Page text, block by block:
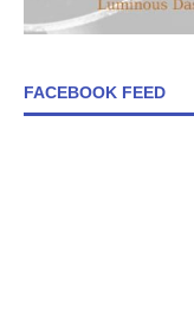
FACEBOOK FEED